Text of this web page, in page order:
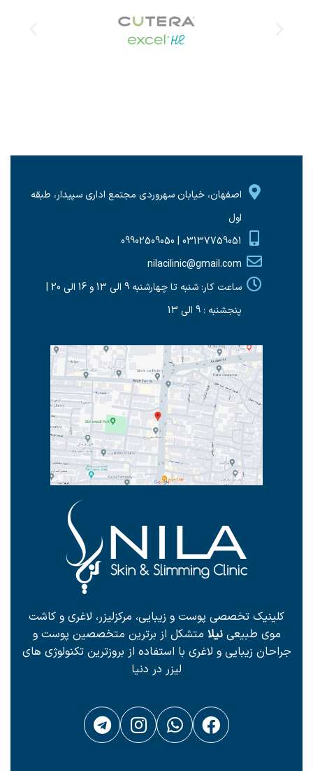
اصفهان، خیابان سهروردی مجتمع اداری سپیدار، طبقه
اول
03137759051 | 09902509050
nilacilinic@gmail.com
ساعت کار: شنبه تا چهارشنبه 9 الی 13 و 16 الی 20 |
پنجشنبه : 9 الی 13
کلینیک تخصصی پوست و زیبایی، مرکزلیزر، لاغری و کاشت
موی طبیعینیلا متشکل از برترین متخصصین پوست و
جراحان زیبایی و لاغری با استفاده از بروزترین تکنولوژی های
لیزر در دنیا